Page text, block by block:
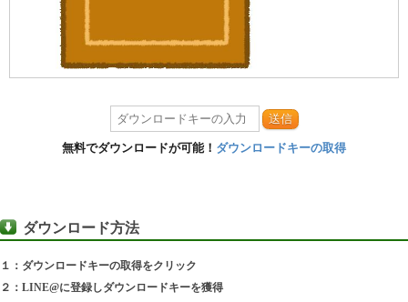
送信
無料でダウンロードが可能！ ダウンロードキーの取得
ダウンロード方法
１：ダウンロードキーの取得をクリック
２：LINE@に登録しダウンロードキーを獲得